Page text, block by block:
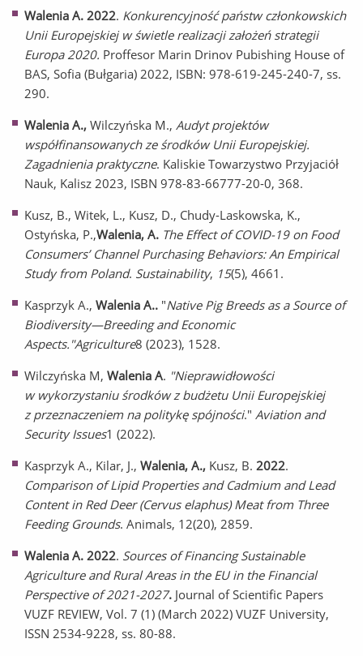
Walenia A. 2022. Konkurencyjność państw członkowskich
Unii Europejskiej w świetle realizacji założeń strategii
Europa 2020. Proffesor Marin Drinov Pubishing House of
BAS, Sofia (Bułgaria) 2022, ISBN: 978-619-245-240-7, ss.
290.
Walenia A., Wilczyńska M., Audyt projektów
współfinansowanych ze środków Unii Europejskiej.
Zagadnienia praktyczne. Kaliskie Towarzystwo Przyjaciół
Nauk, Kalisz 2023, ISBN 978-83-66777-20-0, 368.
Kusz, B., Witek, L., Kusz, D., Chudy-Laskowska, K.,
Ostyńska, P.,Walenia, A. The Effect of COVID-19 on Food
Consumers’ Channel Purchasing Behaviors: An Empirical
Study from Poland. Sustainability, 15(5), 4661.
Kasprzyk A., Walenia A.. "Native Pig Breeds as a Source of
Biodiversity—Breeding and Economic
Aspects."Agriculture8 (2023), 1528.
Wilczyńska M, Walenia A. "Nieprawidłowości
w wykorzystaniu środków z budżetu Unii Europejskiej
z przeznaczeniem na politykę spójności." Aviation and
Security Issues1 (2022).
Kasprzyk A., Kilar, J., Walenia, A., Kusz, B. 2022.
Comparison of Lipid Properties and Cadmium and Lead
Content in Red Deer (Cervus elaphus) Meat from Three
Feeding Grounds. Animals, 12(20), 2859.
Walenia A. 2022. Sources of Financing Sustainable
Agriculture and Rural Areas in the EU in the Financial
Perspective of 2021-2027. Journal of Scientific Papers
VUZF REVIEW, Vol. 7 (1) (March 2022) VUZF University,
ISSN 2534-9228, ss. 80-88.